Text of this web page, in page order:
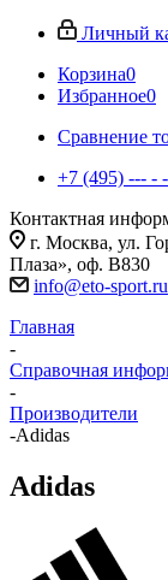
Личный
Корзина0
Избранное0
Сравнение
+7 (495) --- -
Контактная
г. Москва, ул.
Плаза», оф. В830
info@eto-sport.ru
Главная
-
Справочная
-
Производители
-Adidas
Adidas